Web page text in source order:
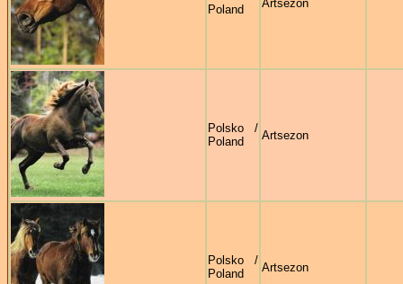
Poland
Artsezon
Polsko /
Poland
Artsezon
Polsko /
Poland
Artsezon